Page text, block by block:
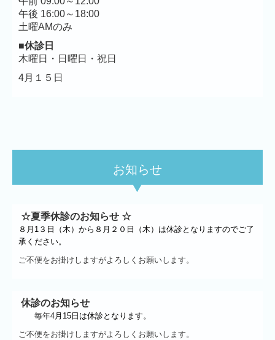
午後 16:00～18:00
土曜AMのみ
■休診日
木曜日・日曜日・祝日
4月１５日
お知らせ
☆夏季休診のお知らせ ☆
８月1３ 日（木）から８月２０日（木）は休診となりますのでご了
承ください。
ご不便をお掛けしますがよろしくお願いします。
休診のお知らせ
毎年4月15 日は休診となります。
ご不便をお掛けしますがよろしくお願いします。